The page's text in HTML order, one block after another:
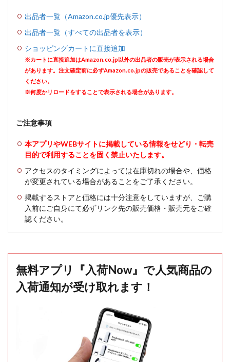
出品者一覧（Amazon.co.jp優先表示）
出品者一覧（すべての出品者を表示）
ショッピングカートに直接追加
※カートに直接追加はAmazon.co.jp以外の出品者の販売が表示される場合
があります。注文確定前に必ずAmazon.co.jpの販売であることを確認して
ください。
※何度かリロードをすることで表示される場合があります。
ご注意事項
本アプリやWEBサイトに掲載している情報をせどり・転売
目的で利用することを固く禁止いたします。
アクセスのタイミングによっては在庫切れの場合や、価格
が変更されている場合があることをご了承ください。
掲載するストアと価格には十分注意をしていますが、ご購
入前にご自身にて必ずリンク先の販売価格・販売元をご確
認ください。
無料アプリ『入荷Now』で人気商品の
入荷通知が受け取れます！